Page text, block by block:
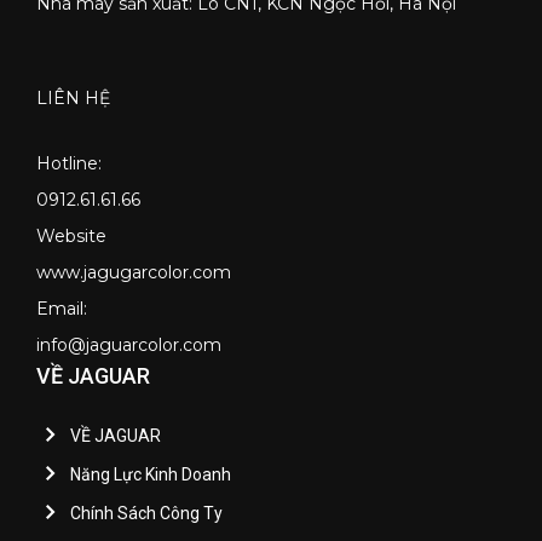
LIÊN HỆ
Hotline:
0912.61.61.66
Website
www.jagugarcolor.com
Email:
info@jaguarcolor.com
VỀ JAGUAR
VỀ JAGUAR
Năng Lực Kinh Doanh
Chính Sách Công Ty